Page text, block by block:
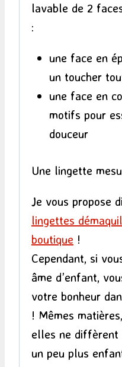
lavable de 2
:
une face en
un toucher
une face en
motifs pour
douceur
Une lingette
Je vous propose
lingettes
boutique !
Cependant, si
âme d’enfant,
votre bonheur
! Mêmes
elles ne diffèrent
un peu plus